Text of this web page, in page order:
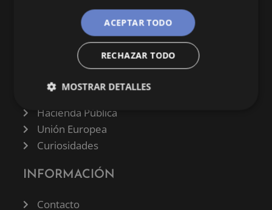
CATEGORÍAS
Negocios
Derecho
Historia
Hacienda Pública
Unión Europea
Curiosidades
INFORMACIÓN
Contacto
ACEPTAR TODO
RECHAZAR TODO
MOSTRAR DETALLES